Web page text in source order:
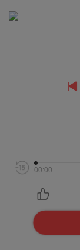
00:00